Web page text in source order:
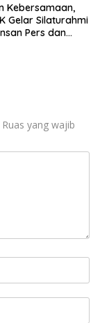
Kebersamaan,
Gelar Silaturahmi
Pers dan
Ruas yang wajib